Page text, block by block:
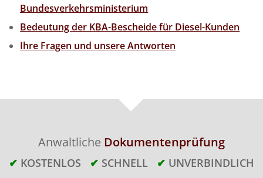
Bundesverkehrsministerium
Bedeutung der KBA-Bescheide für Diesel-Kunden
Ihre Fragen und unsere Antworten
Anwaltliche Dokumentenprüfung
✔ KOSTENLOS ✔ SCHNELL ✔ UNVERBINDLICH